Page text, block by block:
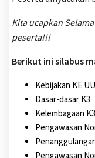
Kita ucapkan
peserta!!!
Berikut ini silabus
Kebijakan KE
Dasar-dasar K3
Kelembagaan K3
Pengawasan
Pengawasan